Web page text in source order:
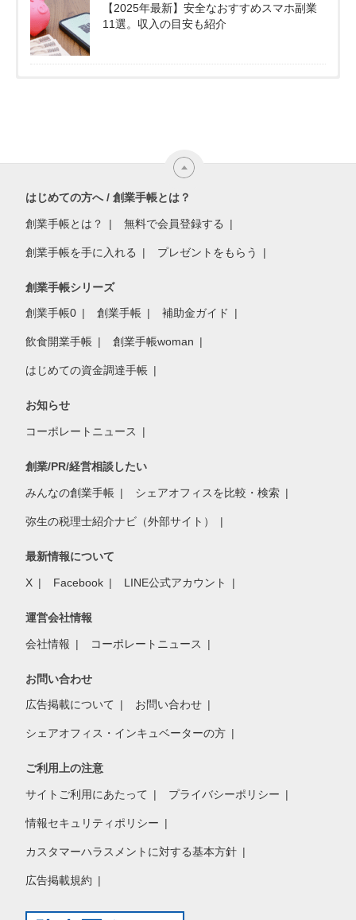
【2025年最新】安全なおすすめスマホ副業
11選。収入の目安も紹介
はじめての方へ / 創業手帳とは？
創業手帳とは？ 無料で会員登録する
創業手帳を手に入れる プレゼントをもらう
創業手帳シリーズ
創業手帳0 創業手帳 補助金ガイド
飲食開業手帳 創業手帳woman
はじめての資金調達手帳
お知らせ
コーポレートニュース
創業/PR/経営相談したい
みんなの創業手帳 シェアオフィスを比較・検索
弥生の税理士紹介ナビ（外部サイト）
最新情報について
X Facebook LINE公式アカウント
運営会社情報
会社情報 コーポレートニュース
お問い合わせ
広告掲載について お問い合わせ
シェアオフィス・インキュベーターの方
ご利用上の注意
サイトご利用にあたって プライバシーポリシー
情報セキュリティポリシー
カスタマーハラスメントに対する基本方針
広告掲載規約